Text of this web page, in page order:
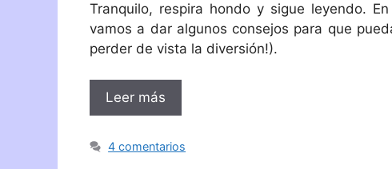
Tranquilo, respira hondo y sigue leyendo.
vamos a dar algunos consejos para que
perder de vista la diversión!).
Leer más
4 comentarios